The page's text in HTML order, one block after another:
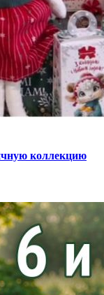
коллекцию